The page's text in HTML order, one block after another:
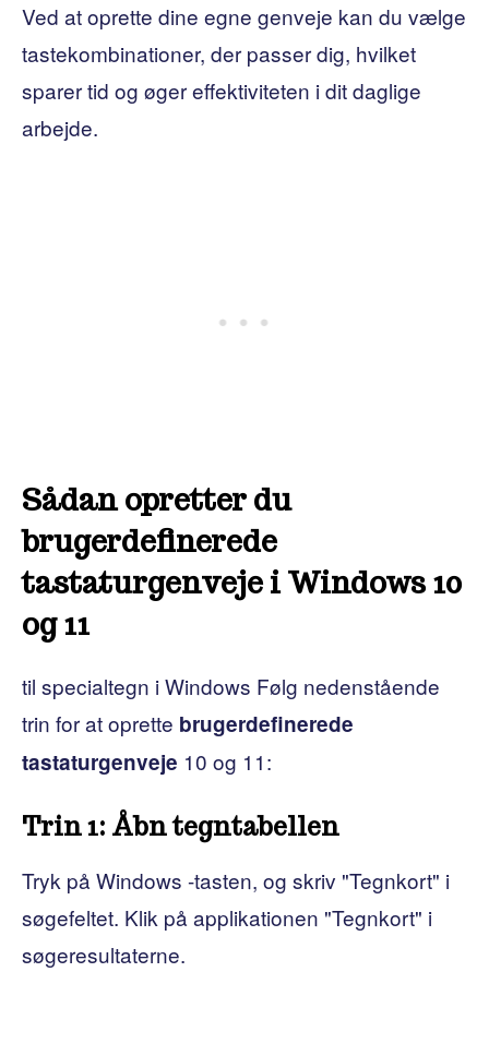
Ved at oprette dine egne genveje kan du vælge
tastekombinationer, der passer dig, hvilket
sparer tid og øger effektiviteten i dit daglige
arbejde.
Sådan opretter du
brugerdefinerede
tastaturgenveje i Windows 10
og 11
til specialtegn i Windows Følg nedenstående
trin for at oprette brugerdefinerede
tastaturgenveje 10 og 11:
Trin 1: Åbn tegntabellen
Tryk på Windows -tasten, og skriv "Tegnkort" i
søgefeltet. Klik på applikationen "Tegnkort" i
søgeresultaterne.